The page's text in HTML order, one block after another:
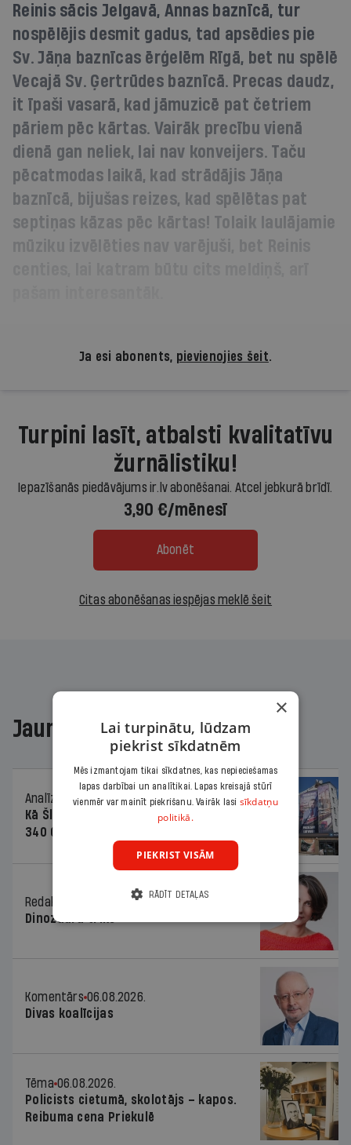
Reinis sācis Jelgavā, Annas baznīcā, tur
nospēlējis desmit gadus, tad apsēdies pie
Sv. Jāņa baznīcas ērģelēm Rīgā, bet nu spēlē
Vecajā Sv. Ģertrūdes baznīcā. Precas daudz,
it īpaši vasarā, kad jāmuzicē pat četriem
pāriem pēc kārtas. Vairāk precību vienā
dienā gan neliek, lai nav konveijers. Taču
pēcatmodas laikā, kad strādājis Jāņa
baznīcā, bijušas reizes, kad spēlētas pat
septiņas kāzas pēc kārtas! Tolaik laulājamie
Ja esi abonents, pievienojies šeit.
Turpini lasīt, atbalsti kvalitatīvu
žurnālistiku!
Iepazīšanās piedāvājums ir.lv abonēšanai. Atcel jebkurā brīdī.
3,90 €/mēnesī
Abonēt
Citas abonēšanas iespējas meklē šeit
Jaunākajā žurnālā
Analīze
06.08.2026.
Kā Šlesera partija palika nesodīta par
340 000 vērtu reklāmas kampaņu
Redaktores sleja
06.08.2026.
Dinozaura triks
Komentārs 06.08.2026.
Divas koalīcijas
Tēma 06.08.2026.
Policists cietumā, skolotājs – kapos.
Reibuma cena Priekulē
×
Lai turpinātu, lūdzam
piekrist sīkdatnēm
Mēs izmantojam tikai sīkdatnes, kas nepieciešamas
lapas darbībai un analītikai. Lapas kreisajā stūrī
vienmēr var mainīt piekrišanu. Vairāk lasi sīkdatņu
politikā.
PIEKRIST VISĀM
RĀDĪT DETAĻAS